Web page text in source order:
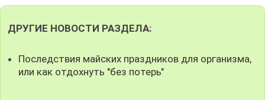
ДРУГИЕ НОВОСТИ РАЗДЕЛА:
Последствия майских праздников для организма,
или как отдохнуть "без потерь"